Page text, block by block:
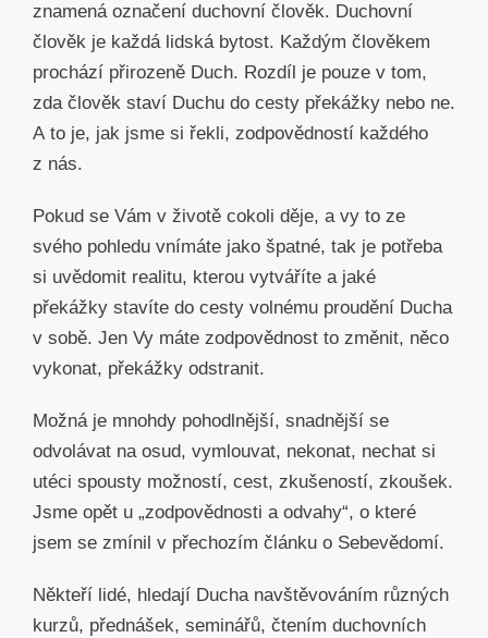
znamená označení duchovní člověk. Duchovní
člověk je každá lidská bytost. Každým člověkem
prochází přirozeně Duch. Rozdíl je pouze v tom,
zda člověk staví Duchu do cesty překážky nebo ne.
A to je, jak jsme si řekli, zodpovědností každého
z nás.
Pokud se Vám v životě cokoli děje, a vy to ze
svého pohledu vnímáte jako špatné, tak je potřeba
si uvědomit realitu, kterou vytváříte a jaké
překážky stavíte do cesty volnému proudění Ducha
v sobě. Jen Vy máte zodpovědnost to změnit, něco
vykonat, překážky odstranit.
Možná je mnohdy pohodlnější, snadnější se
odvolávat na osud, vymlouvat, nekonat, nechat si
utéci spousty možností, cest, zkušeností, zkoušek.
Jsme opět u „zodpovědnosti a odvahy“, o které
jsem se zmínil v přechozím článku o Sebevědomí.
Někteří lidé, hledají Ducha navštěvováním různých
kurzů, přednášek, seminářů, čtením duchovních